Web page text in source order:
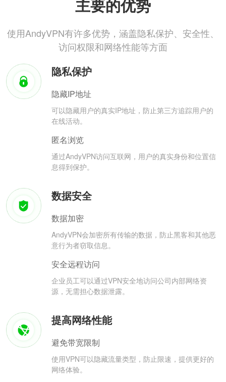
主要的优势
使用AndyVPN有许多优势，涵盖隐私保护、安全性、
访问权限和网络性能等方面
隐私保护
隐藏IP地址
可以隐藏用户的真实IP地址，防止第三方追踪用户的
在线活动。
匿名浏览
通过AndyVPN访问互联网，用户的真实身份和位置信
息得到保护。
数据安全
数据加密
AndyVPN会加密所有传输的数据，防止黑客和其他恶
意行为者窃取信息。
安全远程访问
企业员工可以通过VPN安全地访问公司内部网络资
源，无需担心数据泄露。
提高网络性能
避免带宽限制
使用VPN可以隐藏流量类型，防止限速，提供更好的
网络体验。